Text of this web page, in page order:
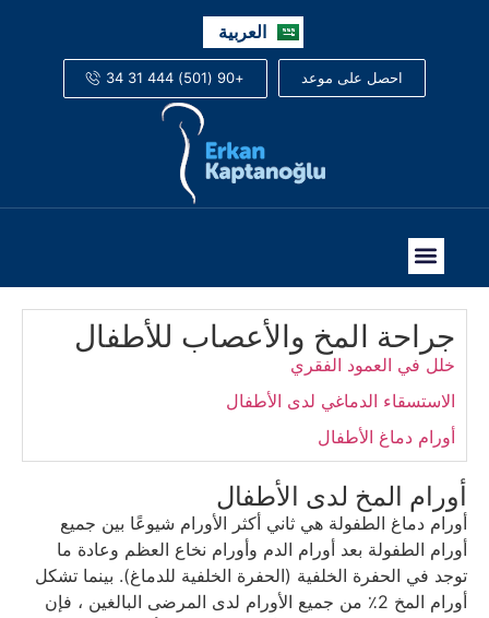
العربية
Русский
احصل على موعد +90 (501) 444 31 34
جراحة المخ والأعصاب للأطفال
خلل في العمود الفقري
الاستسقاء الدماغي لدى الأطفال
أورام دماغ الأطفال
أورام المخ لدى الأطفال
أورام دماغ الطفولة هي ثاني أكثر الأورام شيوعًا بين جميع
أورام الطفولة بعد أورام الدم وأورام نخاع العظم وعادة ما
توجد في الحفرة الخلفية (الحفرة الخلفية للدماغ). بينما تشكل
أورام المخ 2٪ من جميع الأورام لدى المرضى البالغين ، فإن